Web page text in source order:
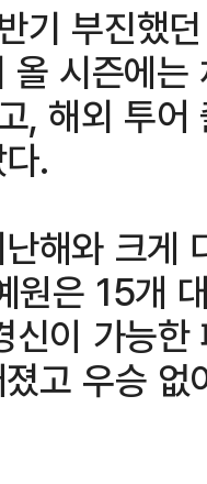
기 부진했
올 시즌에
, 해외 투
.
해와 크게
원은 15개
이 가능
고 우승